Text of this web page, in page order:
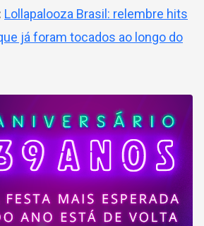
Lollapalooza Brasil: relembre hits
já foram tocados ao longo do